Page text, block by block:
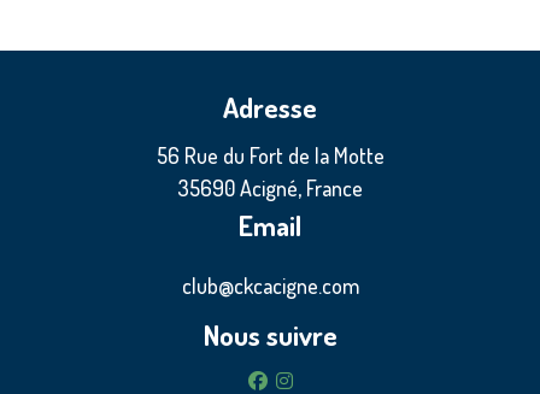
Adresse
56 Rue du Fort de la Motte
35690 Acigné, France
Email
club@ckcacigne.com
Nous suivre
facebook
instagram